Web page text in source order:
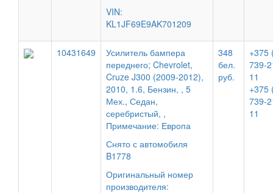
VIN:
KL1JF69E9AK701209
10431649
Усилитель бампера
переднего; Chevrolet,
Cruze J300 (2009-2012),
2010, 1.6, Бензин, , 5
Мех., Седан,
серебристый, ,
Примечание: Европа
Снято с автомобиля
B1778
Оригинальный номер
производителя:
348
бел.
руб.
+375
739-
11
+375
739-
11